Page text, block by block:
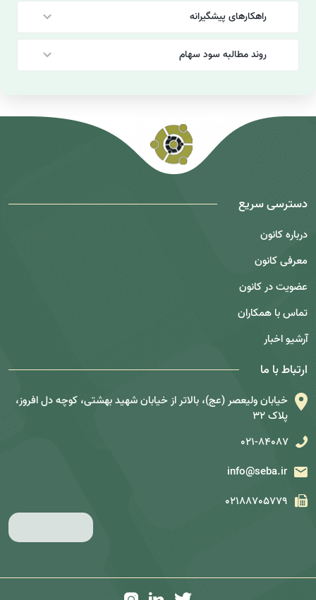
پایگاه قوانین و مقررات بازار سرمایه؛ مرجع رسمی دسترسی
سامانه پایگاه قوانین و مقررات بازار سرمایه به نشانی
cmr.co.ir به‌عنوان مرجع تخصصی و رسمی سازمان بورس
و اوراق بهادار، با هدف شفاف‌سازی، روزآمدسازی و دسترسی
سرمایه‌گذاران قرار دارد.در نسخه جدید این سامانه، کاربران
همچون مشاهده آخرین قوانین و مقررات مصوب، پیگیری
اصلاحات انجام‌شده، دسترسی به مقررات پربازدید، مشارکت
در فراخوان دستورالعمل‌ها پیش از تصویب، جستجوی
پیشرفته مقررات و مشاهده قوانین به‌صورت موضوعی از
سامانه، مرجعی جامع برای ارتقای سواد حقوقی بازار سرمایه
و آشنایی دقیق با قوانین، دستورالعمل‌ها و آیین‌نامه‌های
مرتبط با بورس و اوراق بهادار محسوب می‌شود.
راهکارهای پیشگیرانه
روند مطالبه سود سهام
دسترسی سریع
درباره کانون
معرفی کانون
عضویت در کانون
تماس با همکاران
آرشیو اخبار
ارتباط با ما
خیابان ولیعصر (عج)، بالاتر از خیابان شهید بهشتی، کوچه دل افروز،
پلاک 32
021-84087
info@seba.ir
02188705779